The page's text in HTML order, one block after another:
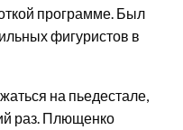
программе. Был
фигуристов в
на пьедестале,
раз. Плющенко